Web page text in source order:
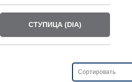
СТУПИЦА (DIA)